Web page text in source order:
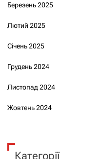
Березень 2025
Лютий 2025
Січень 2025
Грудень 2024
Листопад 2024
Жовтень 2024
Категорії